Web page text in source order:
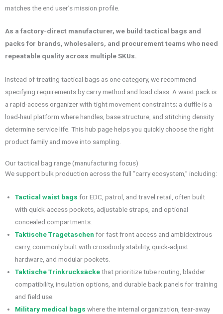
matches the end user’s mission profile.
As a factory-direct manufacturer, we build tactical bags and
packs for brands, wholesalers, and procurement teams who need
repeatable quality across multiple SKUs.
Instead of treating tactical bags as one category, we recommend
specifying requirements by carry method and load class. A waist pack is
a rapid-access organizer with tight movement constraints; a duffle is a
load-haul platform where handles, base structure, and stitching density
determine service life. This hub page helps you quickly choose the right
product family and move into sampling.
Our tactical bag range (manufacturing focus)
We support bulk production across the full “carry ecosystem,” including:
Tactical waist bags for EDC, patrol, and travel retail, often built
with quick-access pockets, adjustable straps, and optional
concealed compartments.
Taktische Tragetaschen for fast front access and ambidextrous
carry, commonly built with crossbody stability, quick-adjust
hardware, and modular pockets.
Taktische Trinkrucksäckethat prioritize tube routing, bladder
compatibility, insulation options, and durable back panels for training
and field use.
Military medical bags where the internal organization, tear-away